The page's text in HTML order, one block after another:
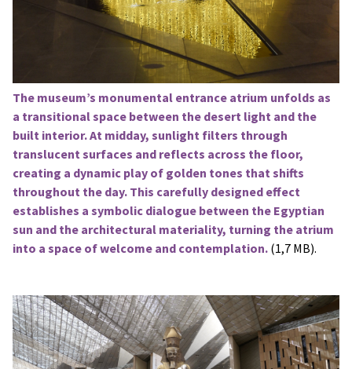
The museum’s monumental entrance atrium unfolds as
a transitional space between the desert light and the
built interior. At midday, sunlight filters through
translucent surfaces and reflects across the floor,
creating a dynamic play of golden tones that shifts
throughout the day. This carefully designed effect
establishes a symbolic dialogue between the Egyptian
sun and the architectural materiality, turning the atrium
into a space of welcome and contemplation. (1,7 MB).